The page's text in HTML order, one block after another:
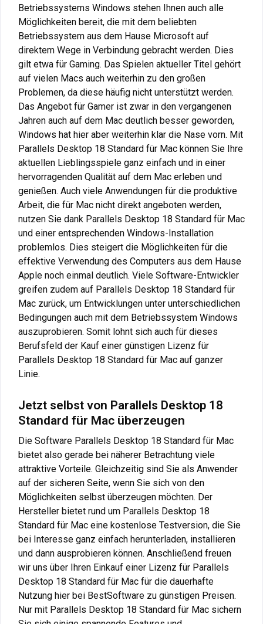
Betriebssystems Windows stehen Ihnen auch alle
Möglichkeiten bereit, die mit dem beliebten
Betriebssystem aus dem Hause Microsoft auf
direktem Wege in Verbindung gebracht werden. Dies
gilt etwa für Gaming. Das Spielen aktueller Titel gehört
auf vielen Macs auch weiterhin zu den großen
Problemen, da diese häufig nicht unterstützt werden.
Das Angebot für Gamer ist zwar in den vergangenen
Jahren auch auf dem Mac deutlich besser geworden,
Windows hat hier aber weiterhin klar die Nase vorn. Mit
Parallels Desktop 18 Standard für Mac können Sie Ihre
aktuellen Lieblingsspiele ganz einfach und in einer
hervorragenden Qualität auf dem Mac erleben und
genießen. Auch viele Anwendungen für die produktive
Arbeit, die für Mac nicht direkt angeboten werden,
nutzen Sie dank Parallels Desktop 18 Standard für Mac
und einer entsprechenden Windows-Installation
problemlos. Dies steigert die Möglichkeiten für die
effektive Verwendung des Computers aus dem Hause
Apple noch einmal deutlich. Viele Software-Entwickler
greifen zudem auf Parallels Desktop 18 Standard für
Mac zurück, um Entwicklungen unter unterschiedlichen
Bedingungen auch mit dem Betriebssystem Windows
auszuprobieren. Somit lohnt sich auch für dieses
Berufsfeld der Kauf einer günstigen Lizenz für
Parallels Desktop 18 Standard für Mac auf ganzer
Linie.
Jetzt selbst von Parallels Desktop 18
Standard für Mac überzeugen
Die Software Parallels Desktop 18 Standard für Mac
bietet also gerade bei näherer Betrachtung viele
attraktive Vorteile. Gleichzeitig sind Sie als Anwender
auf der sicheren Seite, wenn Sie sich von den
Möglichkeiten selbst überzeugen möchten. Der
Hersteller bietet rund um Parallels Desktop 18
Standard für Mac eine kostenlose Testversion, die Sie
bei Interesse ganz einfach herunterladen, installieren
und dann ausprobieren können. Anschließend freuen
wir uns über Ihren Einkauf einer Lizenz für Parallels
Desktop 18 Standard für Mac für die dauerhafte
Nutzung hier bei BestSoftware zu günstigen Preisen.
Nur mit Parallels Desktop 18 Standard für Mac sichern